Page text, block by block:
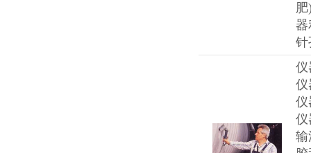
器
针
仪
仪
仪
仪
输